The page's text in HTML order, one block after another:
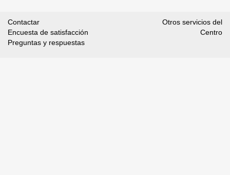
Contactar
Encuesta de satisfacción
Preguntas y respuestas
Otros servicios del
Centro